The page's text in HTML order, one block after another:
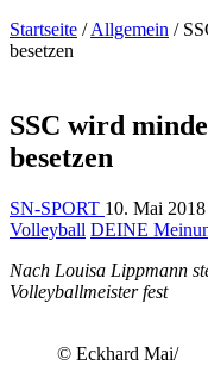
Startseite / Allgemein /
besetzen
SSC wird
besetzen
SN-SPORT 10. Mai 2018
Volleyball DEINE
Nach Louisa Lippmann
Volleyballmeister fest
© Eckhard Mai/